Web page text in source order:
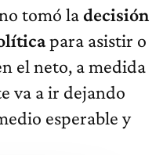
tomó ladecisión
para asistir o
el neto, a medida
va a ir dejando
esperable y